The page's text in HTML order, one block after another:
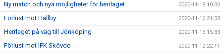
Ny match och nya möjligheter för herrlaget 2020-11-18 10:00
Förlust mot Hallby 2020-11-16 21:33
Herrlaget på väg till Jönköping 2020-11-16 15:33
Förlust mot IFK Skövde 2020-11-12 22:11